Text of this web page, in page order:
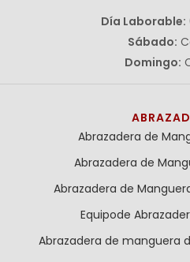
Día Laborable:
Sábado:
Domingo:
Abrazadera de
Abrazadera de
Abrazadera de
Equipode
Abrazadera de manguera